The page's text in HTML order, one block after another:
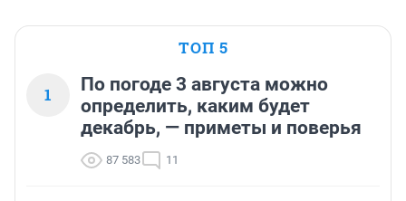
ТОП 5
1
По погоде 3 августа можно
определить, каким будет
декабрь, — приметы и поверья
87 583 11